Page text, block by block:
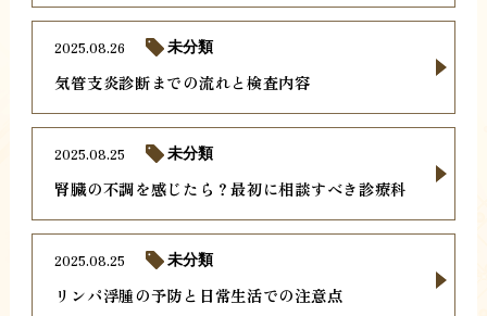
気管支炎診断までの流れと検査内容
2025.08.26 未分類
腎臓の不調を感じたら？最初に相談すべき診療科
2025.08.25 未分類
リンパ浮腫の予防と日常生活での注意点
2025.08.25 未分類